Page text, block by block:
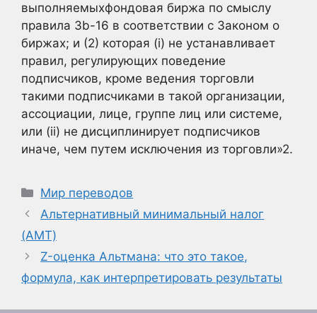
выполняемыхфондовая биржа по смыслу
правила 3b-16 в соответствии с Законом о
биржах; и (2) которая (i) не устанавливает
правил, регулирующих поведение
подписчиков, кроме ведения торговли
такими подписчиками в такой организации,
ассоциации, лице, группе лиц или системе,
или (ii) не дисциплинирует подписчиков
иначе, чем путем исключения из торговли»2.
Рубрики
Мир переводов
Альтернативный минимальный налог
(AMT)
Z-оценка Альтмана: что это такое,
формула, как интерпретировать результаты